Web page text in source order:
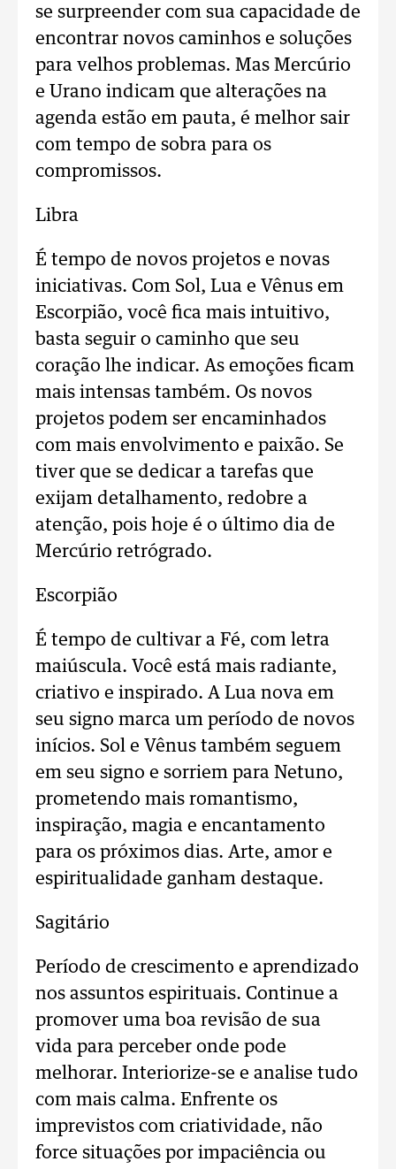
se surpreender com sua capacidade de
encontrar novos caminhos e soluções
para velhos problemas. Mas Mercúrio
e Urano indicam que alterações na
agenda estão em pauta, é melhor sair
com tempo de sobra para os
compromissos.
Libra
É tempo de novos projetos e novas
iniciativas. Com Sol, Lua e Vênus em
Escorpião, você fica mais intuitivo,
basta seguir o caminho que seu
coração lhe indicar. As emoções ficam
mais intensas também. Os novos
projetos podem ser encaminhados
com mais envolvimento e paixão. Se
tiver que se dedicar a tarefas que
exijam detalhamento, redobre a
atenção, pois hoje é o último dia de
Mercúrio retrógrado.
Escorpião
É tempo de cultivar a Fé, com letra
maiúscula. Você está mais radiante,
criativo e inspirado. A Lua nova em
seu signo marca um período de novos
inícios. Sol e Vênus também seguem
em seu signo e sorriem para Netuno,
prometendo mais romantismo,
inspiração, magia e encantamento
para os próximos dias. Arte, amor e
espiritualidade ganham destaque.
Sagitário
Período de crescimento e aprendizado
nos assuntos espirituais. Continue a
promover uma boa revisão de sua
vida para perceber onde pode
melhorar. Interiorize-se e analise tudo
com mais calma. Enfrente os
imprevistos com criatividade, não
force situações por impaciência ou